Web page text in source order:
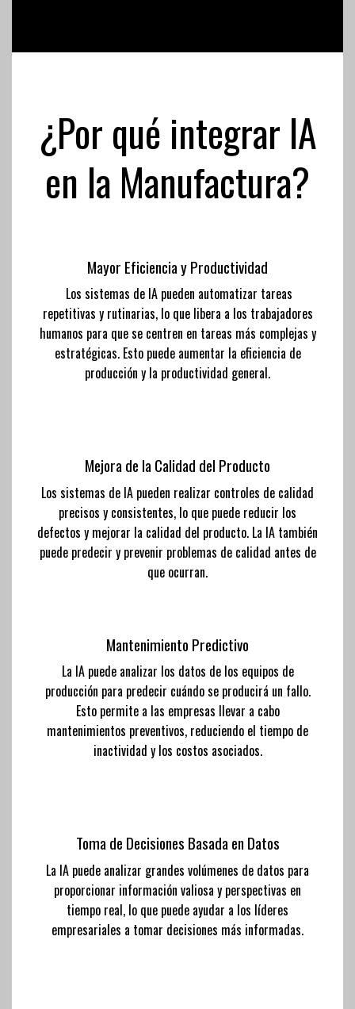
¿Por qué integrar IA
en la Manufactura?
Mayor Eficiencia y Productividad
Los sistemas de IA pueden automatizar tareas
repetitivas y rutinarias, lo que libera a los trabajadores
humanos para que se centren en tareas más complejas y
estratégicas. Esto puede aumentar la eficiencia de
producción y la productividad general.
Mejora de la Calidad del Producto
Los sistemas de IA pueden realizar controles de calidad
precisos y consistentes, lo que puede reducir los
defectos y mejorar la calidad del producto. La IA también
puede predecir y prevenir problemas de calidad antes de
que ocurran.
Mantenimiento Predictivo
La IA puede analizar los datos de los equipos de
producción para predecir cuándo se producirá un fallo.
Esto permite a las empresas llevar a cabo
mantenimientos preventivos, reduciendo el tiempo de
inactividad y los costos asociados.
Toma de Decisiones Basada en Datos
La IA puede analizar grandes volúmenes de datos para
proporcionar información valiosa y perspectivas en
tiempo real, lo que puede ayudar a los líderes
empresariales a tomar decisiones más informadas.